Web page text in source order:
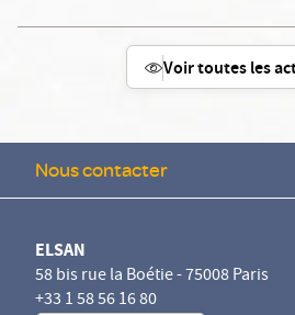
Voir toutes les
Nous contacter
ELSAN
58 bis rue la Boétie - 75008 Paris
+33 1 58 56 16 80